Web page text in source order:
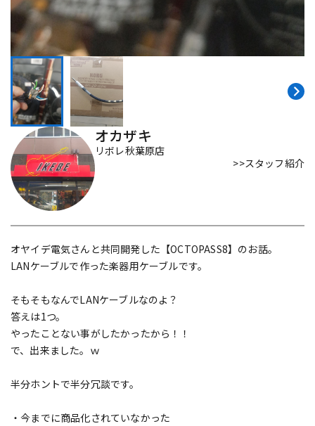
DJ機器
DTM オンライン納品
配信/ライブ機器
中古 ヴィンテージ
オカザキ
リボレ秋葉原店
>>スタッフ紹介
オヤイデ電気さんと共同開発した【OCTOPASS8】のお話。
LANケーブルで作った楽器用ケーブルです。
そもそもなんでLANケーブルなのよ？
答えは1つ。
やったことない事がしたかったから！！
で、出来ました。ｗ
半分ホントで半分冗談です。
・今までに商品化されていなかった